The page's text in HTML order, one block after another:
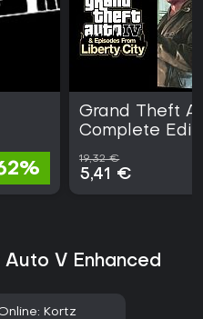
Grand Theft
Complete
19,32 €
5,41 €
V Enhanced
Kortz